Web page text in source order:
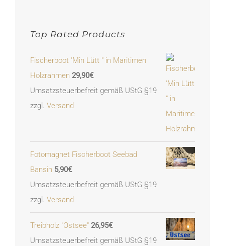
Top Rated Products
Fischerboot 'Min Lütt " in Maritimen
Holzrahmen 29,90€
Umsatzsteuerbefreit gemäß UStG §19
zzgl. Versand
Fotomagnet Fischerboot Seebad
Bansin 5,90€
Umsatzsteuerbefreit gemäß UStG §19
zzgl. Versand
Treibholz "Ostsee" 26,95€
Umsatzsteuerbefreit gemäß UStG §19